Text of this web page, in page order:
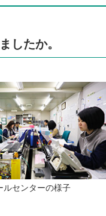
したか。
ルセンターの様子